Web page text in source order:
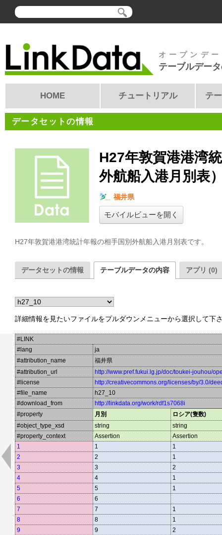
オープンデ
テーブルデー
HOME チュートリアル テ
データセットの情報
H27年敦賀港港湾
外航船入港月別表
福井県
モバイルビューを開く
H27年敦賀港港湾統計年報の相手国別外航船入港月別表です。
データセットの情報 テーブルデータの内容 アプリ (0)
詳細情報を見たいファイルをプルダウンメニューから選択して下
#LINK
#lang
ja
#attribution_name
福井県
#attribution_url
http://www.pref.fukui.lg.jp/doc/toukei-jouhou/
#license
http://creativecommons.org/licenses/by/3.0/
#file_name
h27_10
#download_from
http://linkdata.org/work/rdf1s7068i
#property
月別
ロシア(隻数)
#object_type_xsd
string
string
#property_context
Assertion
Assertion
1
1
1
2
2
1
3
3
2
4
4
1
5
5
1
6
6
7
7
1
8
8
1
9
9
2